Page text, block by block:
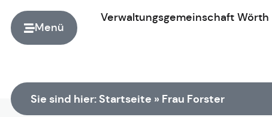
Menü
Verwaltungsgemeinschaft Wörth
Sie sind hier: Startseite » Frau Forster